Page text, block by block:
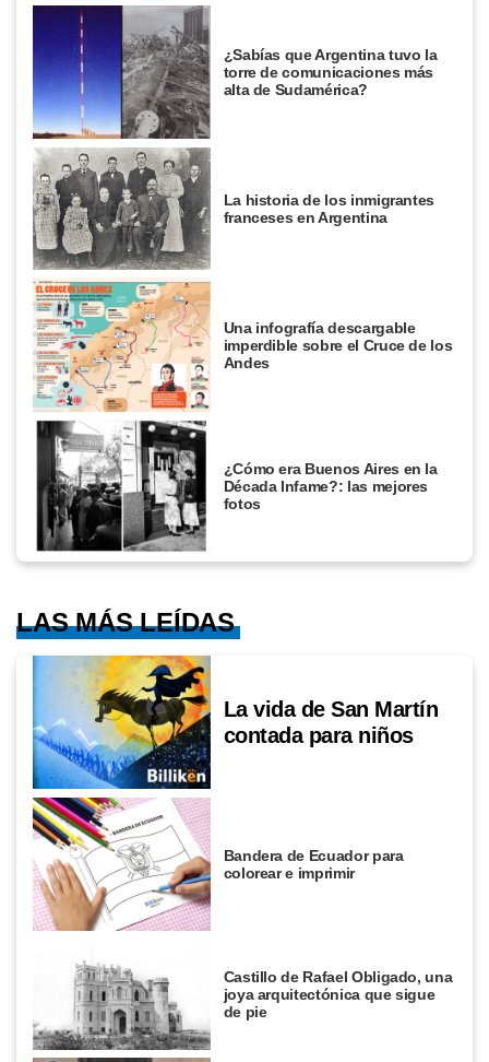
¿Sabías que Argentina tuvo la
torre de comunicaciones más
alta de Sudamérica?
La historia de los inmigrantes
franceses en Argentina
Una infografía descargable
imperdible sobre el Cruce de los
Andes
¿Cómo era Buenos Aires en la
Década Infame?: las mejores
fotos
LAS MÁS LEÍDAS
La vida de San Martín
contada para niños
Bandera de Ecuador para
colorear e imprimir
Castillo de Rafael Obligado, una
joya arquitectónica que sigue
de pie